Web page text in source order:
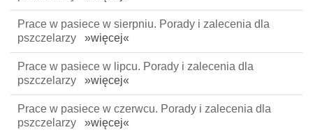
Prace w pasiece w sierpniu. Porady i zalecenia dla
pszczelarzy »więcej«
Prace w pasiece w lipcu. Porady i zalecenia dla
pszczelarzy »więcej«
Prace w pasiece w czerwcu. Porady i zalecenia dla
pszczelarzy »więcej«